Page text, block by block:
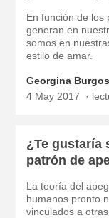
En función de los
generan en
somos en
estilo de amar.
Georgina
4 May 2017
¿Te gustaría
patrón de
La teoría del
humanos pronto
vinculados a